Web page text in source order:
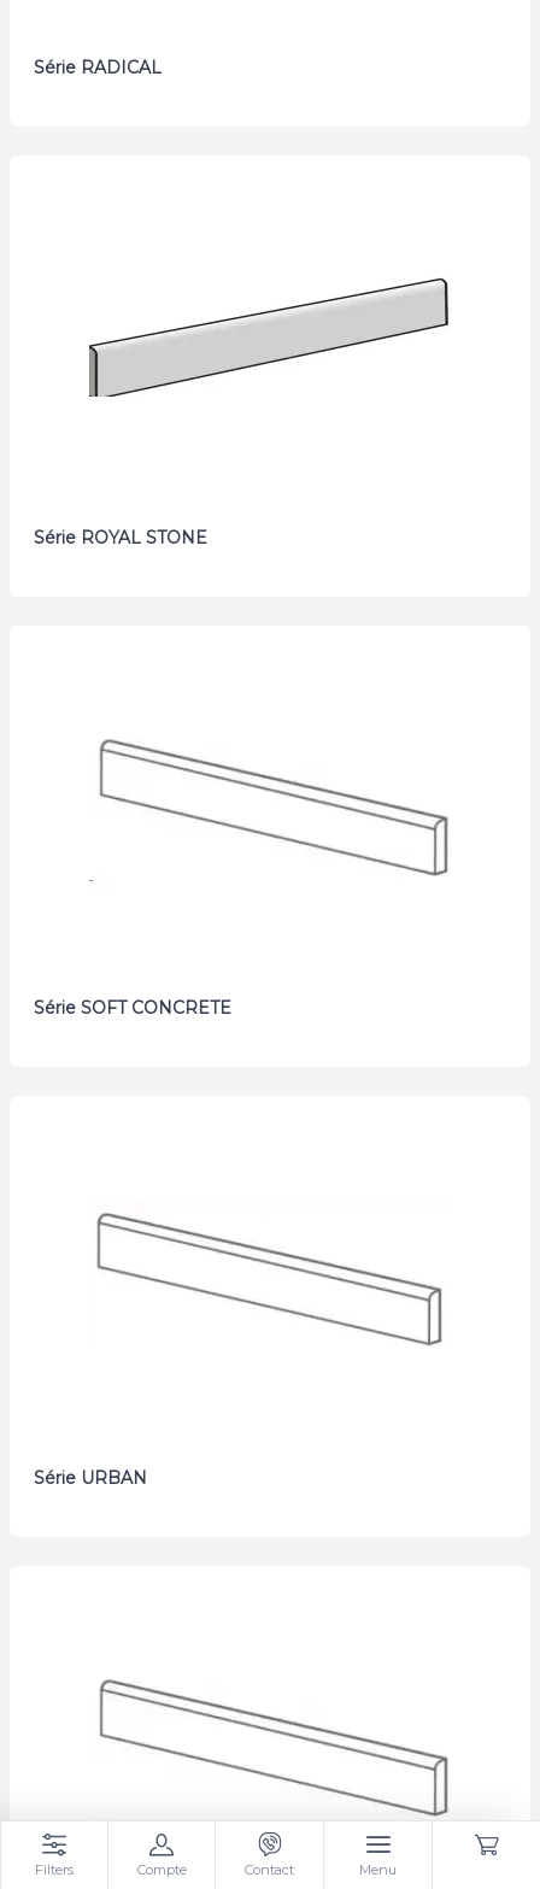
Série RADICAL
Série ROYAL STONE
Série SOFT CONCRETE
Série URBAN
Filters Compte Contact Menu